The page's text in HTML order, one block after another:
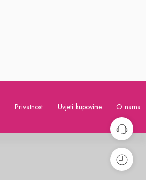
Privatnost Uvjeti kupovine O nama